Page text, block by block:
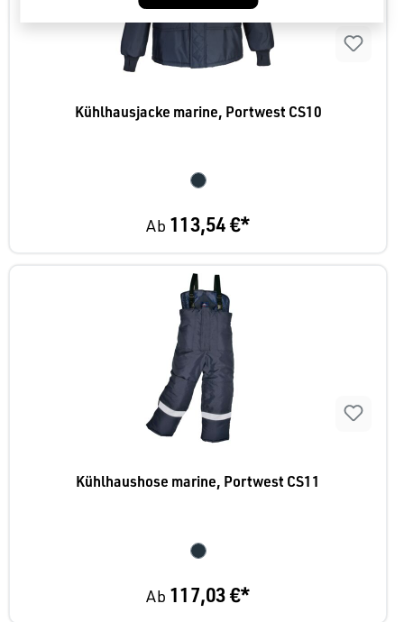
Kühlhausjacke marine, Portwest CS10
Ab 113,54 €*
Kühlhaushose marine, Portwest CS11
Ab 117,03 €*